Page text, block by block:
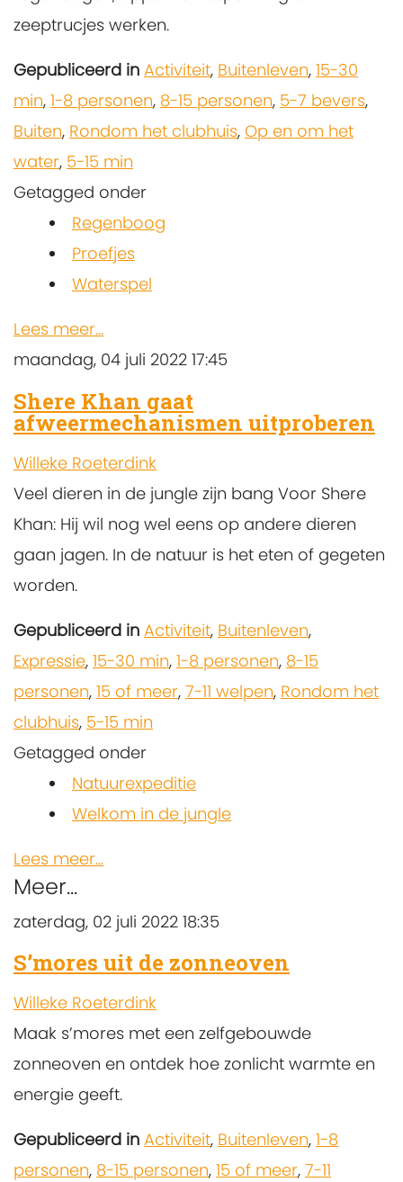
zeeptrucjes werken.
Gepubliceerd in Activiteit, Buitenleven, 15-30
min, 1-8 personen, 8-15 personen, 5-7 bevers,
Buiten, Rondom het clubhuis, Op en om het
water, 5-15 min
Getagged onder
Regenboog
Proefjes
Waterspel
Lees meer...
maandag, 04 juli 2022 17:45
Shere Khan gaat
afweermechanismen uitproberen
Willeke Roeterdink
Veel dieren in de jungle zijn bang Voor Shere
Khan: Hij wil nog wel eens op andere dieren
gaan jagen. In de natuur is het eten of gegeten
worden.
Gepubliceerd in Activiteit, Buitenleven,
Expressie, 15-30 min, 1-8 personen, 8-15
personen, 15 of meer, 7-11 welpen, Rondom het
clubhuis, 5-15 min
Getagged onder
Natuurexpeditie
Welkom in de jungle
Lees meer...
Meer...
zaterdag, 02 juli 2022 18:35
S’mores uit de zonneoven
Willeke Roeterdink
Maak s’mores met een zelfgebouwde
zonneoven en ontdek hoe zonlicht warmte en
energie geeft.
Gepubliceerd in Activiteit, Buitenleven, 1-8
personen, 8-15 personen, 15 of meer, 7-11